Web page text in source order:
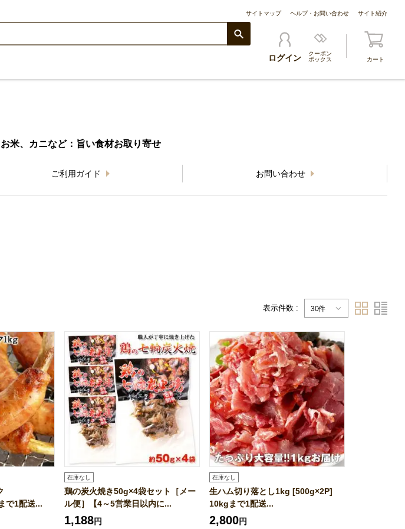
サイトマップ ヘルプ・お問い合わせ サイト紹介
ログイン
クーポン
ボックス
カート
米、カニなど：旨い食材お取り寄せ
ご利用ガイド お問い合わせ
表示件数 : 30件
で1配送...
在庫なし
鶏の炭火焼き50g×4袋セット［メー
ル便］【4～5営業日以内に...
1,188円
在庫なし
生ハム切り落とし1kg [500g×2P]
10kgまで1配送...
2,800円